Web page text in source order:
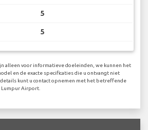
5
5
alleen voor informatieve doeleinden, we kunnen het
en de exacte specificaties die u ontvangt niet
kunt u contact opnemen met het betreffende
Airport.